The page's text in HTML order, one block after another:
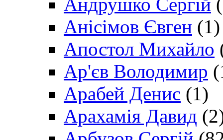
Анісімов Євген (1)
Апостол Михайло
Ар'єв Володимир
Арабей Денис (1)
Арахамія Давид